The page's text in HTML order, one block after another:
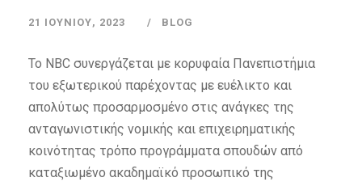
21 ΙΟΥΝΊΟΥ, 2023 BLOG
Το NBC συνεργάζεται με κορυφαία Πανεπιστήμια
του εξωτερικού παρέχοντας με ευέλικτο και
απολύτως προσαρμοσμένο στις ανάγκες της
ανταγωνιστικής νομικής και επιχειρηματικής
κοινότητας τρόπο προγράμματα σπουδών από
καταξιωμένο ακαδημαϊκό προσωπικό της